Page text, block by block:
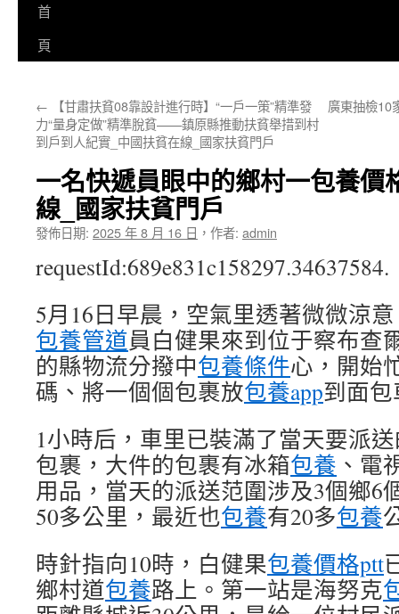
首
頁
← 【甘肅扶貧08靠設計進行時】“一戶一策”精準發
力“量身定做”精準脫貧——鎮原縣推動扶貧舉措到村
到戶到人紀實_中國扶貧在線_國家扶貧門戶
廣東抽檢10
一名快遞員眼中的鄉村一包養價
線_國家扶貧門戶
發佈日期: 2025 年 8 月 16 日 ， 作者: admin
requestId:689e831c158297.34637584.
5月16日早晨，空氣里透著微微涼
包養管道員白健果來到位于察布查
的縣物流分撥中包養條件心，開始
碼、將一個個包裹放包養app到面
1小時后，車里已裝滿了當天要派
包裹，大件的包裹有冰箱包養 、電
用品，當天的派送范圍涉及3個鄉6
50多公里，最近也包養有20多包養
時針指向10時，白健果包養價格ptt
鄉村道包養路上。第一站是海努克